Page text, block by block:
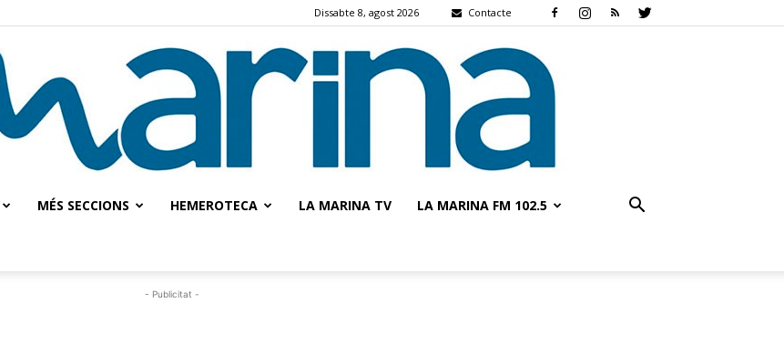
Dissabte 8, agost 2026 Contacte
MÉS SECCIONS HEMEROTECA LA MARINA TV LA MARINA FM 102.5
- Publicitat -